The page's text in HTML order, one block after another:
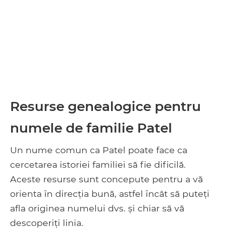
Resurse genealogice pentru
numele de familie Patel
Un nume comun ca Patel poate face ca
cercetarea istoriei familiei să fie dificilă.
Aceste resurse sunt concepute pentru a vă
orienta în direcția bună, astfel încât să puteți
afla originea numelui dvs. și chiar să vă
descoperiți linia.